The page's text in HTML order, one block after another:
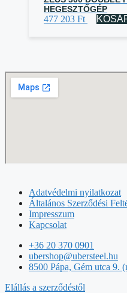
HEGESZTŐGÉP
477 203 Ft
Adatvédelmi nyilatkozat
Általános Szerződési
Impresszum
Kapcsolat
+36 20 370 0901
ubershop@ubersteel.hu
8500 Pápa, Gém utca 9.
Elállás a szerződéstől